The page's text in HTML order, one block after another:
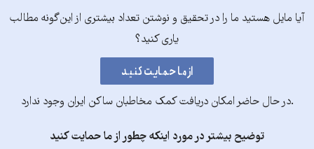
آیا مایل هستید ما را در تحقیق و نوشتن تعداد بیشتری از این‌گونه مطالب
یاری کنید؟
.در حال حاضر امکان دریافت کمک مخاطبان ساکن ایران وجود ندارد
توضیح بیشتر در مورد اینکه چطور از ما حمایت کنید